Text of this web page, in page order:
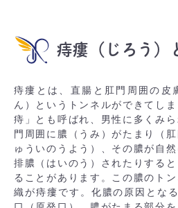
痔瘻（じろう）
痔瘻とは、直腸と肛門周囲の皮
ん）というトンネルができてし
痔」とも呼ばれ、男性に多くみ
門周囲に膿（うみ）がたまり（
ゅういのうよう）、その膿が自
排膿（はいのう）されたりする
ることがあります。この膿のト
織が痔瘻です。化膿の原因とな